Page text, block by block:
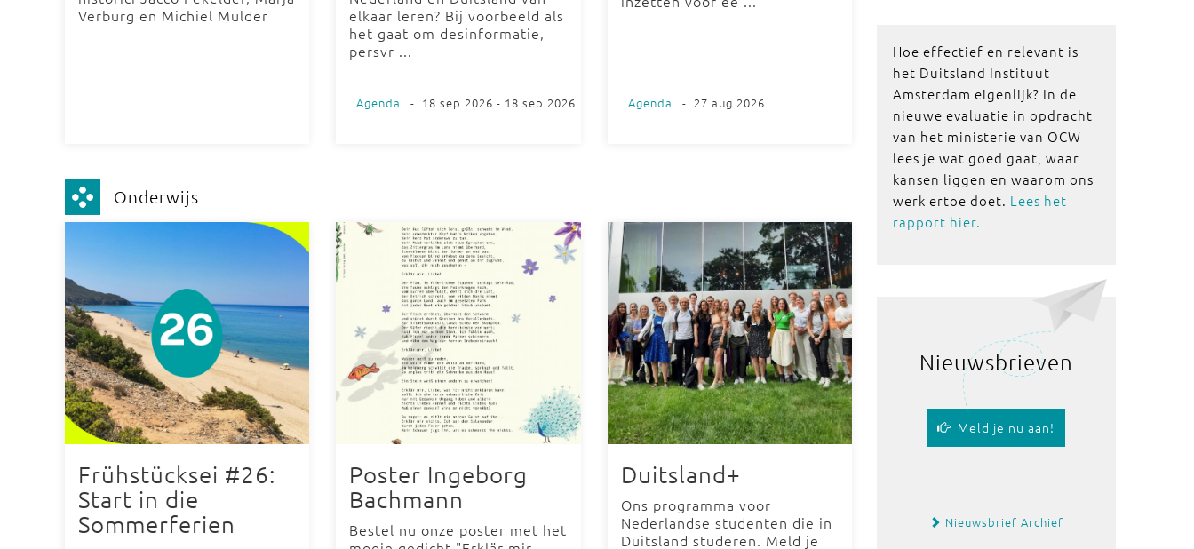
Verburg en Michiel Mulder
elkaar leren? Bij voorbeeld als
het gaat om desinformatie,
persvr ...
Agenda - 18 sep 2026 - 18 sep 2026 Agenda - 27 aug 2026
Onderwijs
Frühstücksei #26:
Start in die
Sommerferien
Poster Ingeborg
Bachmann
Bestel nu onze poster met het
Duitsland+
Ons programma voor
Nederlandse studenten die in
Duitsland studeren. Meld je
Hoe effectief en relevant is
het Duitsland Instituut
Amsterdam eigenlijk? In de
nieuwe evaluatie in opdracht
van het ministerie van OCW
lees je wat goed gaat, waar
kansen liggen en waarom ons
werk ertoe doet. Lees het
rapport hier.
Nieuwsbrieven
Meld je nu aan!
Nieuwsbrief Archief